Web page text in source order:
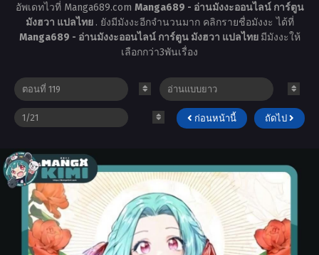
อัพเดทไวที่ Manga689.com Manga689 - อ่านมังงะออนไลน์ การ์ตูน
มังฮวา แปลไทย . ยังมีมังงะอีกจำนวนมาก คลิกรายชื่อมังงะ ได้ที่
Manga689 - อ่านมังงะออนไลน์ การ์ตูน มังฮวา แปลไทย มีมังงะให้
เลือกกว่า3พันเรื่อง
ก่อนหน้านี้ ถัดไป